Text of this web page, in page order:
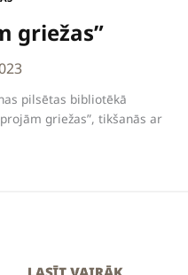
griežas”
pilsētas bibliotēkā
griežas”, tikšanās ar